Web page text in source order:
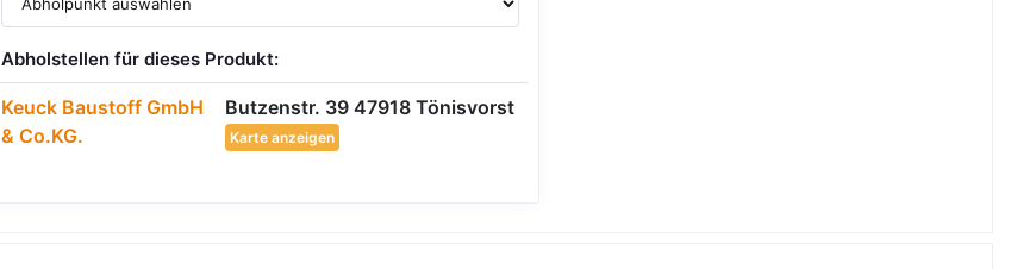
Abholstellen für dieses Produkt:
Keuck Baustoff GmbH
& Co.KG.
Butzenstr. 39 47918 Tönisvorst
Karte anzeigen